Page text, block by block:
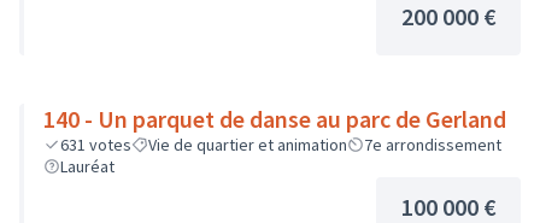
200 000 €
140 - Un parquet de danse au parc de Gerland
631 votes Vie de quartier et animation
7e arrondissement
Lauréat
100 000 €